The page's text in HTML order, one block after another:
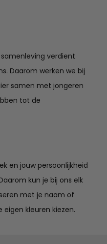
verdient
Daarom werken we bij
samen met jongeren
tot de
en jouw persoonlijkheid
kun je bij ons elk
met je naam of
kleuren kiezen.